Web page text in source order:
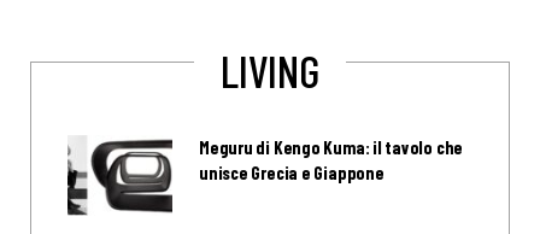
LIVING
Meguru di Kengo Kuma: il tavolo che
unisce Grecia e Giappone